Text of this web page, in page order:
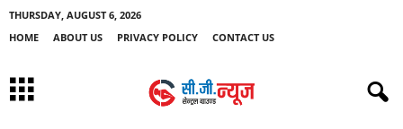
THURSDAY, AUGUST 6, 2026
HOME
ABOUT US PRIVACY POLICY CONTACT US